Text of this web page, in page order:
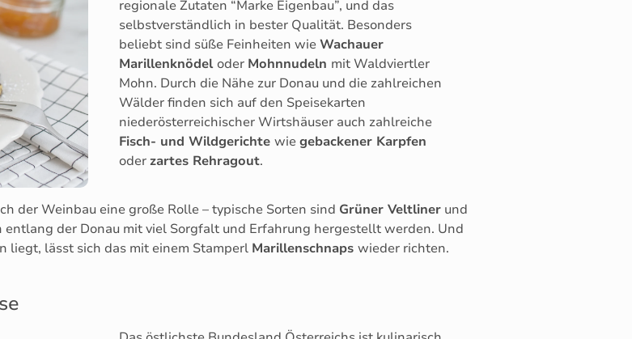
regionale Zutaten “Marke Eigenbau”, und das
selbstverständlich in bester Qualität. Besonders
beliebt sind süße Feinheiten wieWachauer
Marillenknödel oder Mohnnudeln mit Waldviertler
Mohn. Durch die Nähe zur Donau und die zahlreichen
Wälder finden sich auf den Speisekarten
niederösterreichischer Wirtshäuser auch zahlreiche
Fisch- und Wildgerichtewiegebackener Karpfen
oderzartes Rehragout.
der Weinbau eine große Rolle – typische Sorten sind Grüner Veltliner und
der Donau mit viel Sorgfalt und Erfahrung hergestellt werden. Und
liegt, lässt sich das mit einem Stamperl Marillenschnaps wieder richten.